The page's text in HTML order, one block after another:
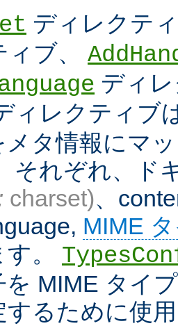
ディレクテ
ブ、
ディ
ィレクティブ
メタ情報にマ
それぞれ、ド
charset)、
MIME
。
を MIME タイ
するために使